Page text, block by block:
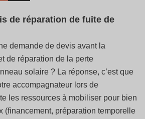
de réparation de fuite de
demande de devis avant la
de réparation de la perte
solaire ? La réponse, c’est que
accompagnateur lors de
les ressources à mobiliser pour bien
(financement, préparation temporelle